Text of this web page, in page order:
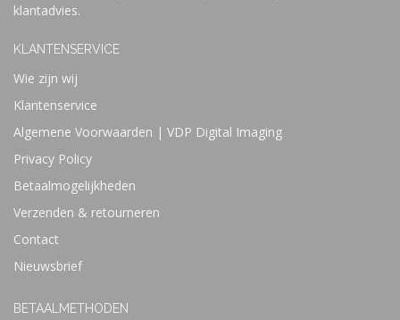
klantadvies.
KLANTENSERVICE
Wie zijn wij
Klantenservice
Algemene Voorwaarden | VDP Digital Imaging
Privacy Policy
Betaalmogelijkheden
Verzenden & retourneren
Contact
Nieuwsbrief
BETAALMETHODEN